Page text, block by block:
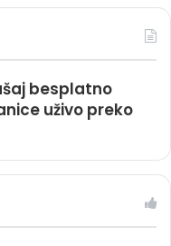
besplatno
uživo preko